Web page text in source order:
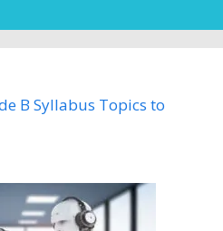
B Syllabus Topics to